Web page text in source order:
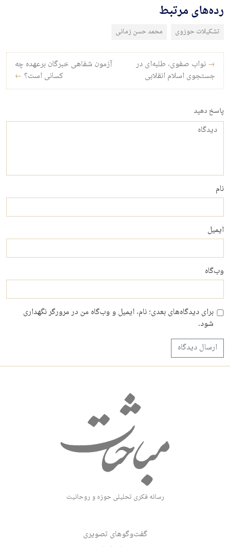
رده‌های مرتبط
تشکیلات حوزوی محمد حسن زمانی
راه‌بری نوشته
→ نواب صفوی، طلبه‌ای در
جستجوی اسلام انقلابی
آزمون شفاهی خبرگان برعهده چه
کسانی است؟ ←
پاسخ دهید
دیدگاه
نام
ایمیل
وب‌گاه
برای دیدگاه‌های بعدی؛ نام، ایمیل و وب‌گاه من در مرورگر نگهداری
شود.
رسانه فکری تحلیلی حوزه و روحانیت
گفت‌وگوهای تصویری